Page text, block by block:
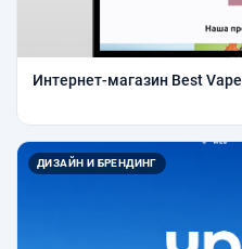
Интернет-магазин Best Vape
ДИЗАЙН И БРЕНДИНГ